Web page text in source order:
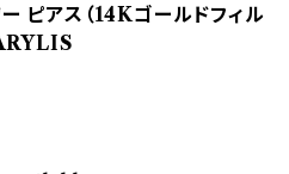
アス（14Kゴールドフィル